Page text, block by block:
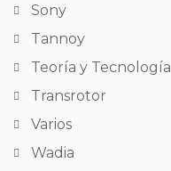
Sony
Tannoy
Teoría y Tecnología
Transrotor
Varios
Wadia